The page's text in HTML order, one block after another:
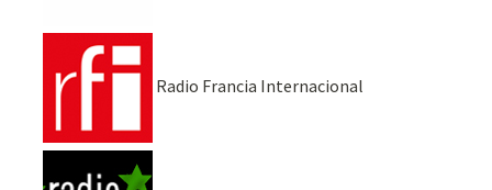
Radio Francia Internacional